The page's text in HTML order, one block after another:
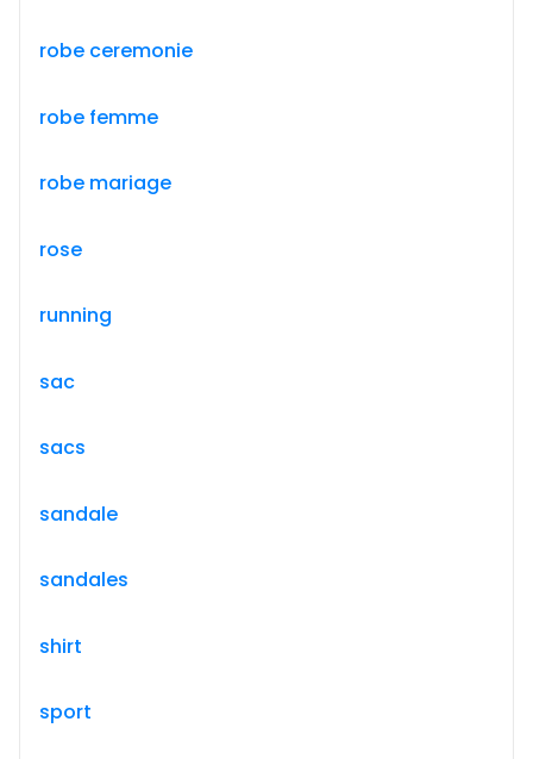
robe ceremonie
robe femme
robe mariage
rose
running
sac
sacs
sandale
sandales
shirt
sport